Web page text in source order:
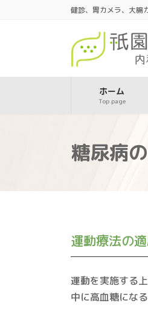
健診、胃カメラ、大腸
ホーム
Top page
糖尿病
運動療法の
運動を実施する
中に高血糖にな